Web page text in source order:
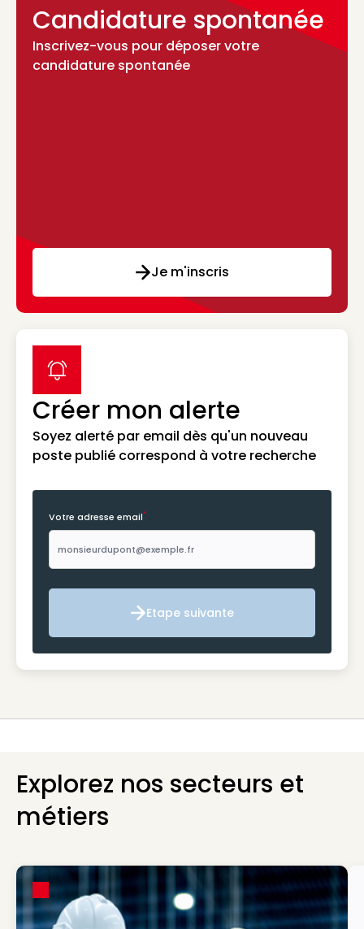
Candidature spontanée
Inscrivez-vous pour déposer votre
candidature spontanée
Je m'inscris
Créer mon alerte
Soyez alerté par email dès qu'un nouveau
poste publié correspond à votre recherche
label icon
Votre adresse email*
Etape suivante
Etape suivante
Explorez nos secteurs et
métiers